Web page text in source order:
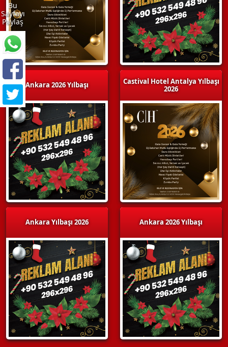
Ankara 2026 Yılbaşı
Ankara Yılbaşı 2026
Castival Hotel Antalya Yılbaşı
2026
Ankara 2026 Yılbaşı
Bu
Sayfayı
Paylaş